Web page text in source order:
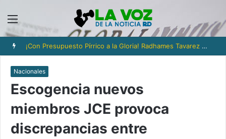
Menú
¡Con Presupuesto Pírrico a la Gloria! Radhames Tavarez y la Hazaña Dorada de la Natación Dominicana
Nacionales
Escogencia nuevos
miembros JCE provoca
discrepancias entre